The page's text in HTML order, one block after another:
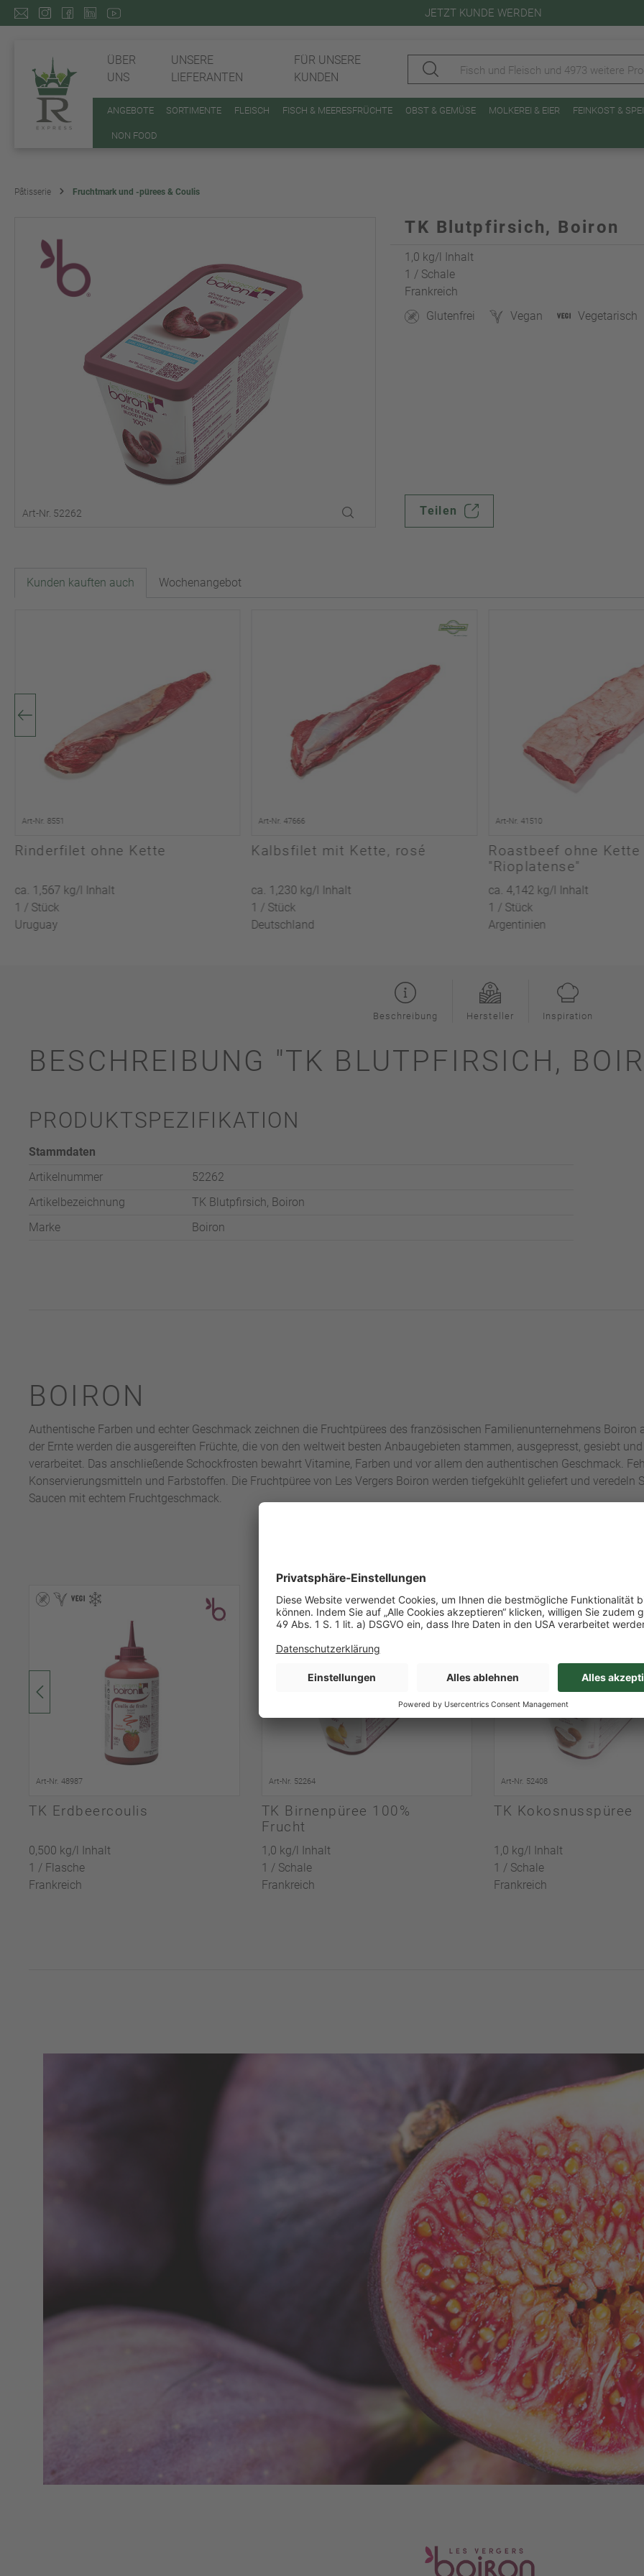
JETZT KUNDE WERDEN
ÜBER
UNS
UNSERE
LIEFERANTEN
FÜR UNSERE
KUNDEN
ANGEBOTE SORTIMENTE FLEISCH FISCH & MEERESFRÜCHTE OBST & GEMÜSE MOLKEREI & EIER FEINKOST &
NON FOOD
Pâtisserie Fruchtmark und -pürees & Coulis
Art-Nr. 52262
TK Blutpfirsich, Boiron
1,0 kg/l Inhalt
1 / Schale
Frankreich
Glutenfrei
Vegan Vegetarisch
Teilen
Kunden kauften auch Wochenangebot
Art-Nr. 8551
Rinderfilet ohne Kette
ca. 1,567 kg/l Inhalt
1 / Stück
Uruguay
Art-Nr. 47666
Kalbsfilet mit Kette, rosé
ca. 1,230 kg/l Inhalt
1 / Stück
Deutschland
Art-Nr. 41510
Roastbeef ohne Kette
"Rioplatense"
ca. 4,142 kg/l Inhalt
1 / Stück
Argentinien
Beschreibung Hersteller Inspiration
BESCHREIBUNG "TK BLUTPFIRSICH,
PRODUKTSPEZIFIKATION
Stammdaten
Artikelnummer
52262
Artikelbezeichnung
TK Blutpfirsich, Boiron
Marke
Boiron
BOIRON
Authentische Farben und echter Geschmack zeichnen die Fruchtpürees des französischen Familienunternehmens Boiron
der Ernte werden die ausgereiften Früchte, die von den weltweit besten Anbaugebieten stammen, ausgepresst, gesiebt
verarbeitet. Das anschließende Schockfrosten bewahrt Vitamine, Farben und vor allem den authentischen Geschmack.
Konservierungsmitteln und Farbstoffen. Die Fruchtpüree von Les Vergers Boiron werden tiefgekühlt geliefert und veredeln
Saucen mit echtem Fruchtgeschmack.
Art-Nr. 48987
TK Erdbeercoulis
0,500 kg/l Inhalt
1 / Flasche
Frankreich
Art-Nr. 52264
TK Birnenpüree 100%
Frucht
1,0 kg/l Inhalt
1 / Schale
Frankreich
Art-Nr. 52408
TK Kokosnusspüree
1,0 kg/l Inhalt
1 / Schale
Frankreich